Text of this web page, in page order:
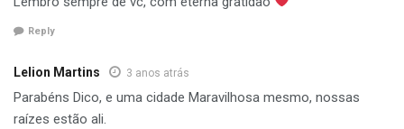
Reply
Lelion Martins 3 anos atrás
Parabéns Dico, e uma cidade Maravilhosa mesmo, nossas
raízes estão ali.